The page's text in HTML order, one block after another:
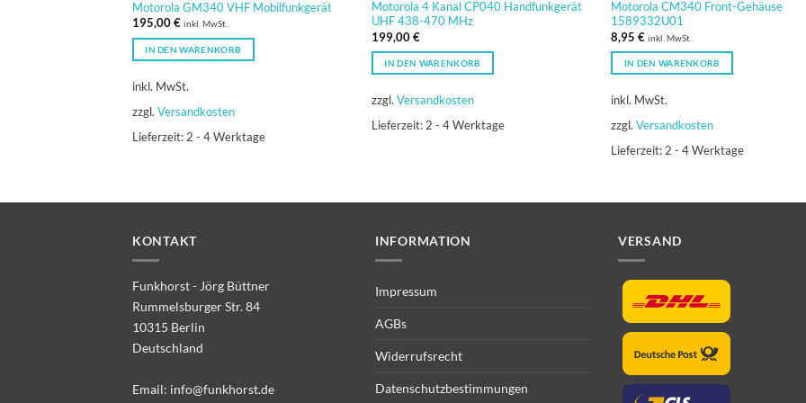
Motorola GM340 VHF Mobilfunkgerät
195,00€ inkl. MwSt.
IN DEN WARENKORB
inkl. MwSt.
zzgl. Versandkosten
Lieferzeit: 2 - 4 Werktage
Motorola 4 Kanal CP040 Handfunkgerät
UHF 438-470 MHz
199,00€
IN DEN WARENKORB
zzgl.Versandkosten
Lieferzeit: 2 - 4 Werktage
Motorola CM340 Front-Gehäuse
1589332U01
8,95€ inkl. MwSt.
IN DEN WARENKORB
inkl. MwSt.
zzgl.Versandkosten
Lieferzeit: 2 - 4 Werktage
KONTAKT
Funkhorst - Jörg Büttner
Rummelsburger Str. 84
10315 Berlin
Deutschland
Email: info@funkhorst.de
INFORMATION
Impressum
AGBs
Widerrufsrecht
Datenschutzbestimmungen
VERSAND